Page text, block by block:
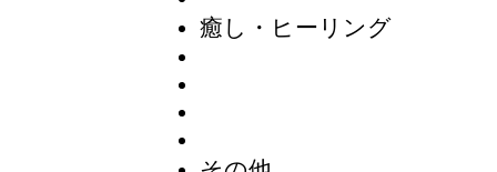
癒し・ヒーリング